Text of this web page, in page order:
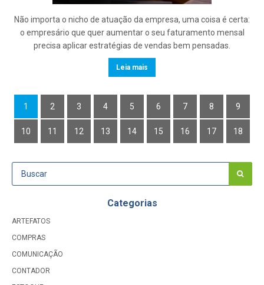
Não importa o nicho de atuação da empresa, uma coisa é certa:
o empresário que quer aumentar o seu faturamento mensal
precisa aplicar estratégias de vendas bem pensadas.
Leia mais
1 2 3 4 5 6 7 8 9
10 11 12 13 14 15 16 17 18
Categorias
ARTEFATOS
COMPRAS
COMUNICAÇÃO
CONTADOR